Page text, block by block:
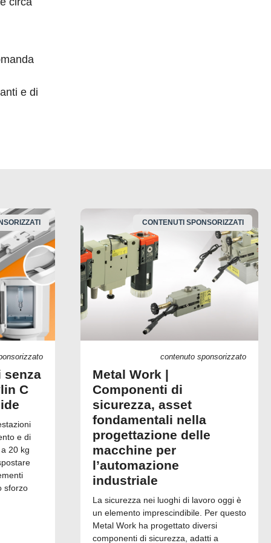
e di
senza
C
e di
20 kg
sforzo
CONTENUTI SPONSORIZZATI
contenuto sponsorizzato
Metal Work |
Componenti di
sicurezza, asset
fondamentali nella
progettazione delle
macchine per
l’automazione
industriale
La sicurezza nei luoghi di lavoro oggi è
un elemento imprescindibile. Per questo
Metal Work ha progettato diversi
componenti di sicurezza, adatti a